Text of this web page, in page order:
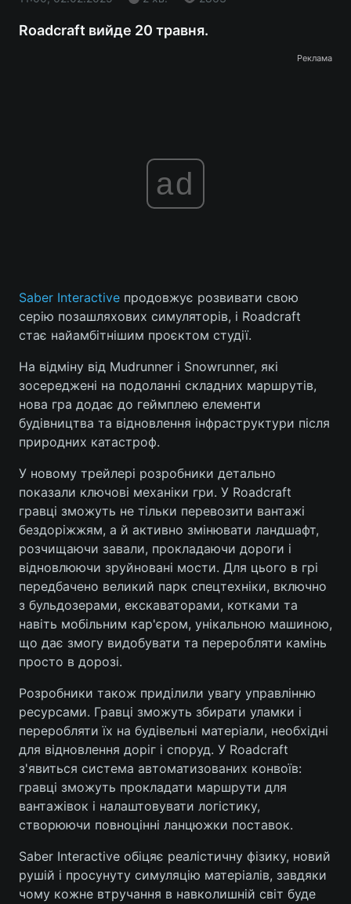
Roadcraft вийде 20 травня.
Реклама
ad
Saber Interactive продовжує розвивати свою
серію позашляхових симуляторів, і Roadcraft
стає найамбітнішим проєктом студії.
На відміну від Mudrunner і Snowrunner, які
зосереджені на подоланні складних маршрутів,
нова гра додає до геймплею елементи
будівництва та відновлення інфраструктури після
природних катастроф.
У новому трейлері розробники детально
показали ключові механіки гри. У Roadcraft
гравці зможуть не тільки перевозити вантажі
бездоріжжям, а й активно змінювати ландшафт,
розчищаючи завали, прокладаючи дороги і
відновлюючи зруйновані мости. Для цього в грі
передбачено великий парк спецтехніки, включно
з бульдозерами, екскаваторами, котками та
навіть мобільним кар'єром, унікальною машиною,
що дає змогу видобувати та переробляти камінь
просто в дорозі.
Розробники також приділили увагу управлінню
ресурсами. Гравці зможуть збирати уламки і
переробляти їх на будівельні матеріали, необхідні
для відновлення доріг і споруд. У Roadcraft
з'явиться система автоматизованих конвоїв:
гравці зможуть прокладати маршрути для
вантажівок і налаштовувати логістику,
створюючи повноцінні ланцюжки поставок.
Saber Interactive обіцяє реалістичну фізику, новий
рушій і просунуту симуляцію матеріалів, завдяки
чому кожне втручання в навколишній світ буде